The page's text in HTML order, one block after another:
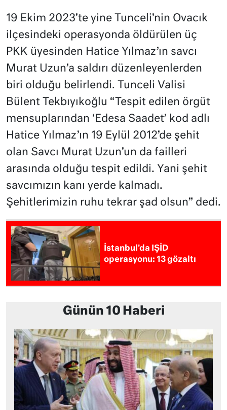
19 Ekim 2023’te yine Tunceli’nin Ovacık
ilçesindeki operasyonda öldürülen üç
PKK üyesinden Hatice Yılmaz’ın savcı
Murat Uzun’a saldırı düzenleyenlerden
biri olduğu belirlendi. Tunceli Valisi
Bülent Tekbıyıkoğlu “Tespit edilen örgüt
mensuplarından ‘Edesa Saadet’ kod adlı
Hatice Yılmaz’ın 19 Eylül 2012’de şehit
olan Savcı Murat Uzun’un da failleri
arasında olduğu tespit edildi. Yani şehit
savcımızın kanı yerde kalmadı.
Şehitlerimizin ruhu tekrar şad olsun” dedi.
İstanbul’da IŞİD
operasyonu: 13 gözaltı
Günün 10 Haberi